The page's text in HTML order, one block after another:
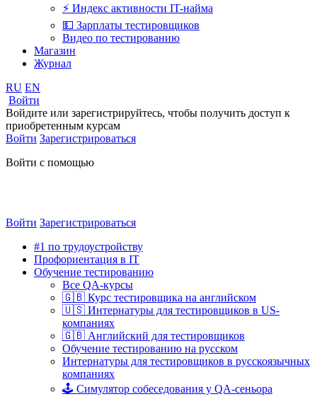
⚡️ Индекс активности IT-найма
💵 Зарплаты тестировщиков
Видео по тестированию
Магазин
Журнал
RU EN
Войти
Войдите или зарегистрируйтесь, чтобы получить доступ к
приобретенным курсам
Войти Зарегистрироваться
Войти с помощью
Войти Зарегистрироваться
#1 по трудоустройству
Профориентация в IT
Обучение тестированию
Все QA-курсы
🇬🇧 Курс тестировщика на английском
🇺🇸 Интернатуры для тестировщиков в US-
компаниях
🇬🇧 Английский для тестировщиков
Обучение тестированию на русском
Интернатуры для тестировщиков в русскоязычных
компаниях
🕹️ Симулятор собеседования у QA-сеньора